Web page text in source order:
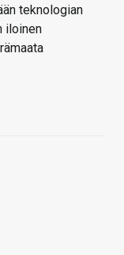
teknologian
iloinen